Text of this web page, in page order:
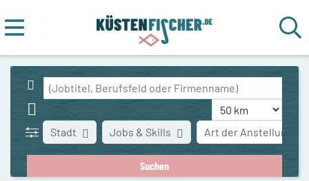
Stadt Art der Anstellung
Jobs & Skills